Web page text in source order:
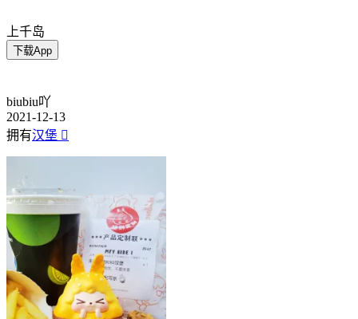
上千岛
下载App
biubiu吖
2021-12-13
拥有汉堡 